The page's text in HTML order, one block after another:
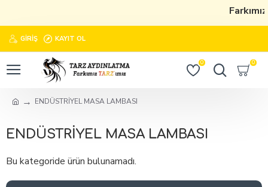
GIRIŞ KAYIT OL
0 0
ENDÜSTRİYEL MASA LAMBASI
ENDÜSTRİYEL MASA LAMBASI
Bu kategoride ürün bulunamadı.